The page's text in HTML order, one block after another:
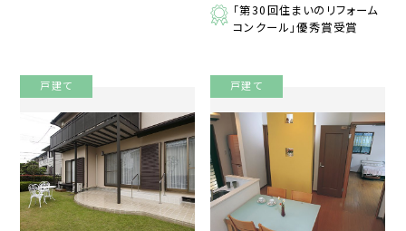
「第30回住まいのリフォーム
コンクール」優秀賞受賞
戸建て 戸建て